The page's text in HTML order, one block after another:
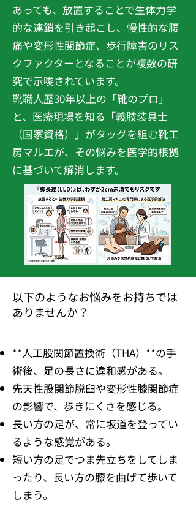
あっても、放置することで生体力学
的な連鎖を引き起こし、慢性的な腰
痛や変形性関節症、歩行障害のリス
クファクターとなることが複数の研
究で示唆されています。
靴職人歴30年以上の「靴のプロ」
と、医療現場を知る「義肢装具士
（国家資格）」がタッグを組む靴工
房マルエが、その悩みを医学的根拠
に基づいて解消します。
以下のようなお悩みをお持ちでは
ありませんか？
**人工股関節置換術（THA）**の手
術後、足の長さに違和感がある。
先天性股関節脱臼や変形性膝関節症
の影響で、歩きにくさを感じる。
長い方の足が、常に坂道を登ってい
るような感覚がある。
短い方の足でつま先立ちをしてしま
ったり、長い方の膝を曲げて歩いて
しまう。